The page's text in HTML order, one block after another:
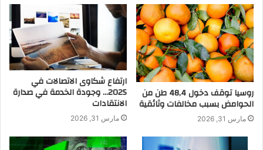
روسيا توقف دخول 48,4 طن من
الحوامض بسبب مخالفات وثائقية
مارس 31, 2026
ارتفاع شكاوى الاتصالات في
2025… وجودة الخدمة في صدارة
الانتقادات
مارس 31, 2026